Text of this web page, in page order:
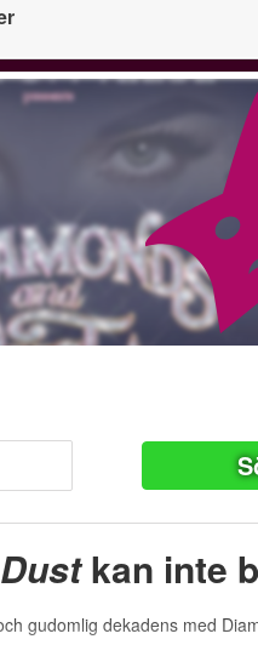
kan inte
gudomlig dekadens med